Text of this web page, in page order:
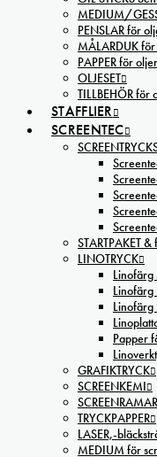
MEDIUM/
PENSLAR för
MÅLARDUK
PAPPER för
OLJESET
TILLBEHÖR för
STAFFLIER
SCREENTEC
STARTPAKET
LINOTRYCK
Papper
GRAFIKTRYCK
SCREENKEMI
TRYCKPAPPER
LASER,-
MEDIUM för